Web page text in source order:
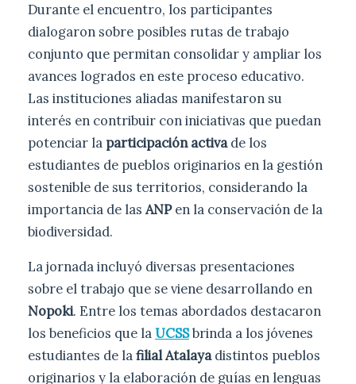
Durante el encuentro, los participantes
dialogaron sobre posibles rutas de trabajo
conjunto que permitan consolidar y ampliar los
avances logrados en este proceso educativo.
Las instituciones aliadas manifestaron su
interés en contribuir con iniciativas que puedan
potenciar la participación activade los
estudiantes de pueblos originarios en la gestión
sostenible de sus territorios, considerando la
importancia de las ANPen la conservación de la
biodiversidad.
La jornada incluyó diversas presentaciones
sobre el trabajo que se viene desarrollando en
Nopoki. Entre los temas abordados destacaron
los beneficios que laUCSSbrinda a los jóvenes
estudiantes de lafilial Atalayadistintos pueblos
originarios y la elaboración de guías en lenguas